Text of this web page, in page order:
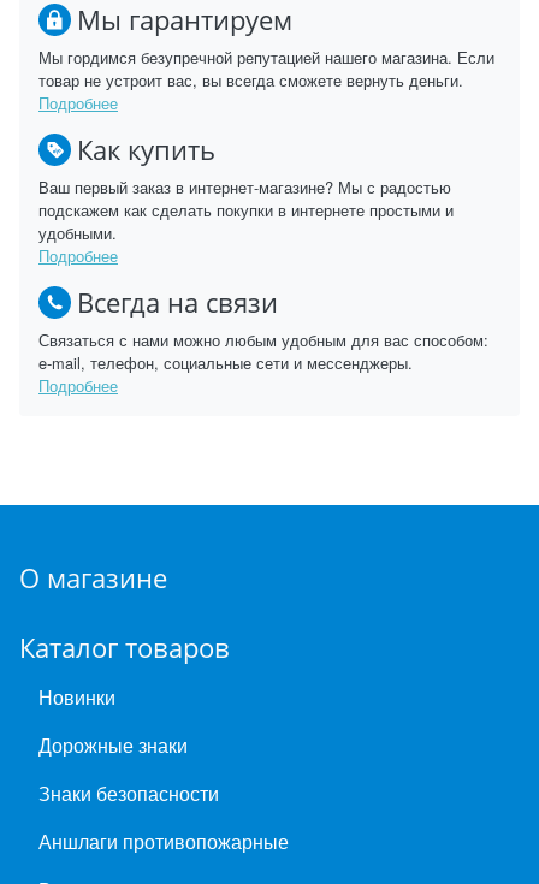
Мы гарантируем
Мы гордимся безупречной репутацией нашего магазина. Если
товар не устроит вас, вы всегда сможете вернуть деньги.
Подробнее
Как купить
Ваш первый заказ в интернет-магазине? Мы с радостью
подскажем как сделать покупки в интернете простыми и
удобными.
Подробнее
Всегда на связи
Связаться с нами можно любым удобным для вас способом:
e-mail, телефон, социальные сети и мессенджеры.
Подробнее
О магазине
Каталог товаров
Новинки
Дорожные знаки
Знаки безопасности
Аншлаги противопожарные